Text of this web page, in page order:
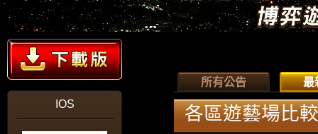
IOS
所有公告 最
各區遊藝場比較